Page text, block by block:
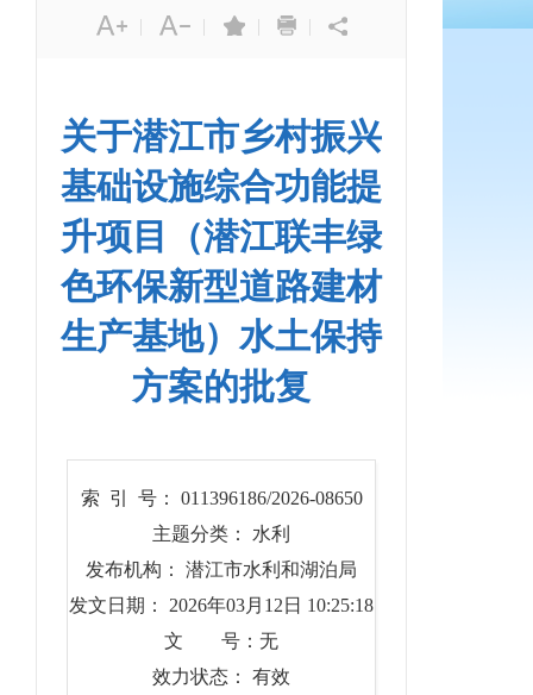
| | | |
关于潜江市乡村振兴
基础设施综合功能提
升项目（潜江联丰绿
色环保新型道路建材
生产基地）水土保持
方案的批复
索 引 号： 011396186/2026-08650
主题分类： 水利
发布机构： 潜江市水利和湖泊局
发文日期： 2026年03月12日 10:25:18
文 号：无
效力状态： 有效